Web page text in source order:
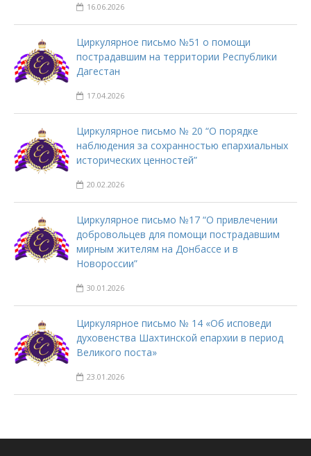
16.06.2026
Циркулярное письмо №51 о помощи
пострадавшим на территории Республики
Дагестан
17.04.2026
Циркулярное письмо № 20 “О порядке
наблюдения за сохранностью епархиальных
исторических ценностей”
20.02.2026
Циркулярное письмо №17 “О привлечении
добровольцев для помощи пострадавшим
мирным жителям на Донбассе и в
Новороссии”
30.01.2026
Циркулярное письмо № 14 «Об исповеди
духовенства Шахтинской епархии в период
Великого поста»
23.01.2026